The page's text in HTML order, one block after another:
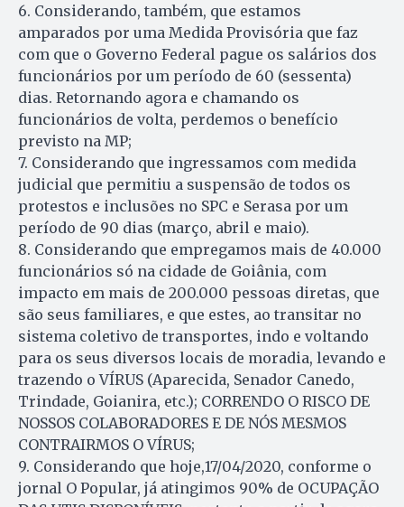
6. Considerando, também, que estamos
amparados por uma Medida Provisória que faz
com que o Governo Federal pague os salários dos
funcionários por um período de 60 (sessenta)
dias. Retornando agora e chamando os
funcionários de volta, perdemos o benefício
previsto na MP;
7. Considerando que ingressamos com medida
judicial que permitiu a suspensão de todos os
protestos e inclusões no SPC e Serasa por um
período de 90 dias (março, abril e maio).
8. Considerando que empregamos mais de 40.000
funcionários só na cidade de Goiânia, com
impacto em mais de 200.000 pessoas diretas, que
são seus familiares, e que estes, ao transitar no
sistema coletivo de transportes, indo e voltando
para os seus diversos locais de moradia, levando e
trazendo o VÍRUS (Aparecida, Senador Canedo,
Trindade, Goianira, etc.); CORRENDO O RISCO DE
NOSSOS COLABORADORES E DE NÓS MESMOS
CONTRAIRMOS O VÍRUS;
9. Considerando que hoje,17/04/2020, conforme o
jornal O Popular, já atingimos 90% de OCUPAÇÃO